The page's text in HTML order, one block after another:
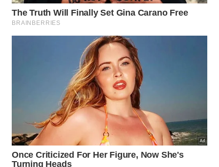
Abaixo, um vídeo docanal ZAP Imóveis no YouTube
que aprofunda os pontos discutidos neste tema: